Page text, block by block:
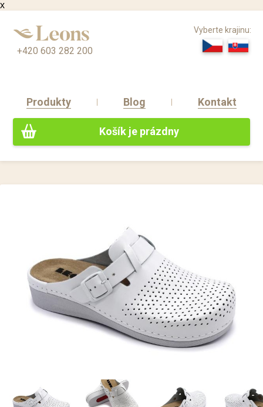
x
+420 603 282 200
Produkty Blog Kontakt
Košík je prázdny
Vyberte krajinu: